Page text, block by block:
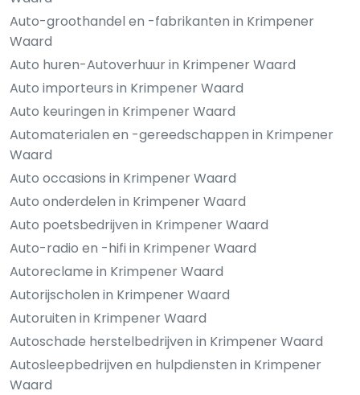
Auto-groothandel en -fabrikanten in Krimpener
Waard
Auto huren-Autoverhuur in Krimpener Waard
Auto importeurs in Krimpener Waard
Auto keuringen in Krimpener Waard
Automaterialen en -gereedschappen in Krimpener
Waard
Auto occasions in Krimpener Waard
Auto onderdelen in Krimpener Waard
Auto poetsbedrijven in Krimpener Waard
Auto-radio en -hifi in Krimpener Waard
Autoreclame in Krimpener Waard
Autorijscholen in Krimpener Waard
Autoruiten in Krimpener Waard
Autoschade herstelbedrijven in Krimpener Waard
Autosleepbedrijven en hulpdiensten in Krimpener
Waard